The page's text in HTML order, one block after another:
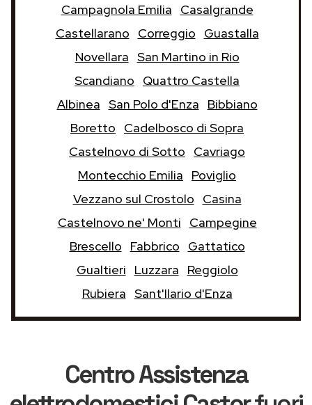
Campagnola Emilia
Casalgrande
Castellarano
Correggio
Guastalla
Novellara San Martino in Rio
Scandiano
Quattro Castella
Albinea San Polo d'Enza
Bibbiano
Boretto
Cadelbosco di Sopra
Castelnovo di Sotto
Cavriago
Montecchio Emilia
Poviglio
Vezzano sul Crostolo
Casina
Castelnovo ne' Monti
Campegine
Brescello
Fabbrico
Gattatico
Gualtieri
Luzzara
Reggiolo
Rubiera Sant'Ilario d'Enza
Centro Assistenza